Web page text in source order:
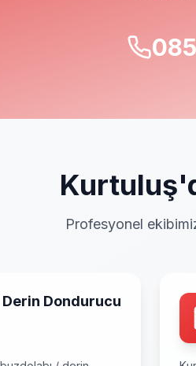
Kurtuluş
Profesyonel
Derin Dondurucu